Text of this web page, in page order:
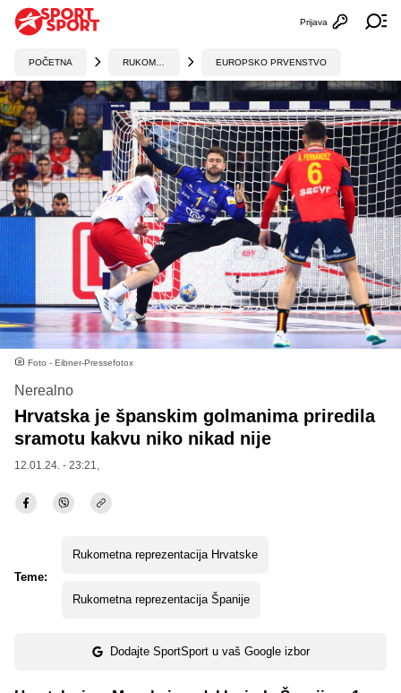
Otvori
Prijava
POČETNA EUROPSKO PRVENSTVO
Foto - Eibner-Pressefotox
Nerealno
Hrvatska je španskim golmanima priredila
sramotu kakvu niko nikad nije
12.01.24. - 23:21,
Teme:
Rukometna reprezentacija Hrvatske
Rukometna reprezentacija Španije
Dodajte SportSport u vaš Google izbor